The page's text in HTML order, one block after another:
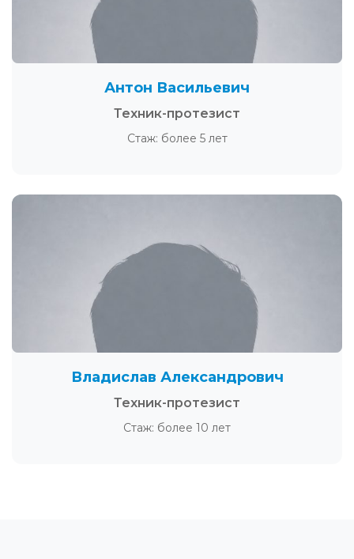
Антон Васильевич
Техник-протезист
Стаж: более 5 лет
Владислав Александрович
Техник-протезист
Стаж: более 10 лет